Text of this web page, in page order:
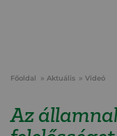
Főoldal Aktuális Videó
Az